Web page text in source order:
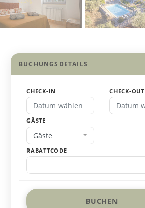
BUCHUNGSDETAILS
CHECK-IN CHECK-OUT
GÄSTE
Gäste
RABATTCODE
BUCHEN